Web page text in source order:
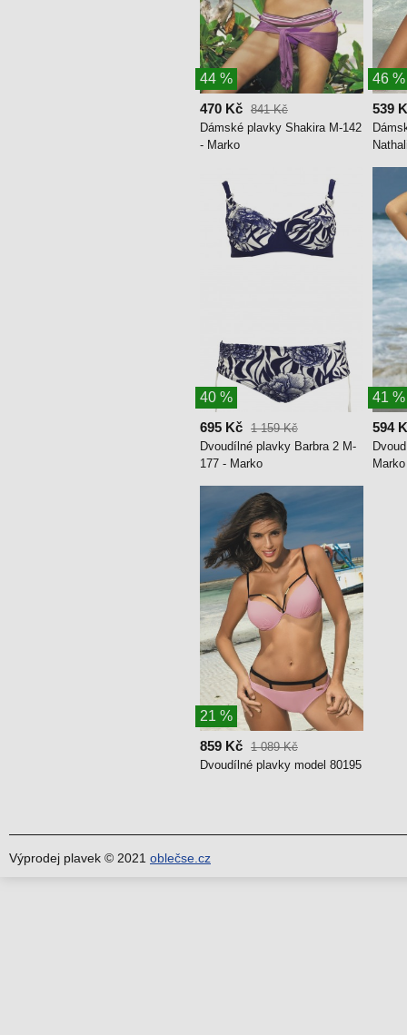
44 %
470 Kč 841 Kč
Dámské plavky Shakira M-142
- Marko
46 %
539
40 %
695 Kč 1 159 Kč
Dvoudílné plavky Barbra 2 M-
177 - Marko
41 %
594
21 %
859 Kč 1 089 Kč
Dvoudílné plavky model 80195
Výprodej plavek © 2021 oblečse.cz